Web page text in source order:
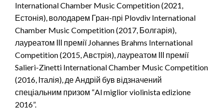
International Chamber Music Competition (2021,
Естонія), володарем Гран-прі Plovdiv International
Chamber Music Competition (2017, Болгарія),
лауреатом ІІІ премії Johannes Brahms International
Competition (2015, Австрія), лауреатом ІІІ премії
Salieri-Zinetti International Chamber Music Competition
(2016, Італія), де Андрій був відзначений
спеціальним призом “Al miglior violinista edizione
2016”.